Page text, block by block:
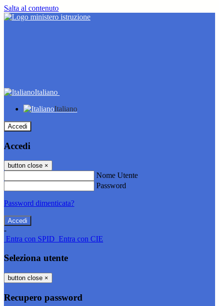
Salta al contenuto
Italiano
Italiano
Accedi
Accedi
button close ×
Nome Utente
Password
Password dimenticata?
-
Entra con SPID Entra con CIE
Seleziona utente
button close ×
Recupero password